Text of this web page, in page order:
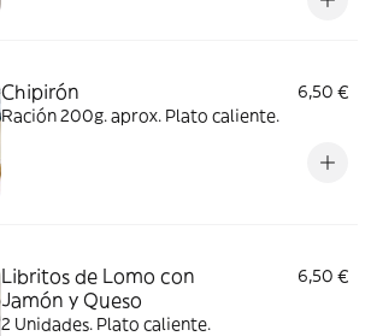
Chipirón
6,50 €
Ración 200g. aprox. Plato caliente.
Libritos de Lomo con
Jamón y Queso
6,50 €
2 Unidades. Plato caliente.